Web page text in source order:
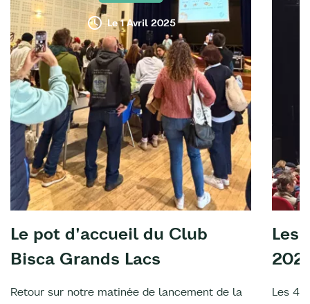
Le 1 Avril 2025
Le pot d'accueil du Club
Bisca Grands Lacs
Retour sur notre matinée de lancement de la
Les
Les